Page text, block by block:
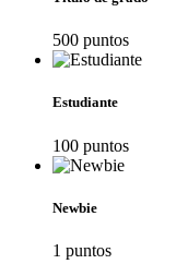
500 puntos
Estudiante
100 puntos
Newbie
1 puntos